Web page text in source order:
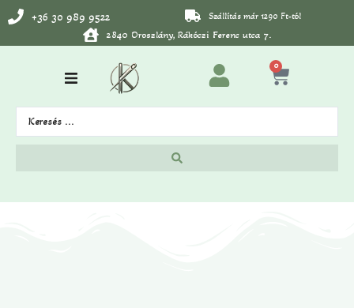
+36 30 989 9522 Szállítás már 1290 Ft-tól
2840 Oroszlány, Rákóczi Ferenc utca 7.
0